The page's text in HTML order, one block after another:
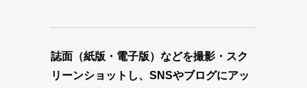
誌面（紙版・電子版）などを撮影・スク
リーンショットし、SNSやブログにアッ